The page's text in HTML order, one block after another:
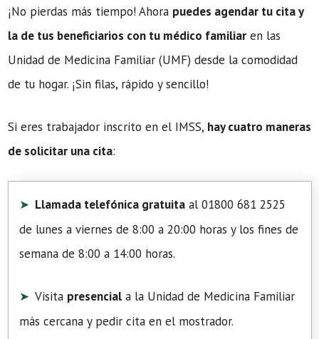
¡No pierdas más tiempo! Ahora puedes agendar tu cita y
la de tus beneficiarios con tu médico familiar en las
Unidad de Medicina Familiar (UMF) desde la comodidad
de tu hogar. ¡Sin filas, rápido y sencillo!
Si eres trabajador inscrito en el IMSS, hay cuatro maneras
de solicitar una cita:
Llamada telefónica gratuita al 01800 681 2525
de lunes a viernes de 8:00 a 20:00 horas y los fines de
semana de 8:00 a 14:00 horas.
Visita presencial a la Unidad de Medicina Familiar
más cercana y pedir cita en el mostrador.